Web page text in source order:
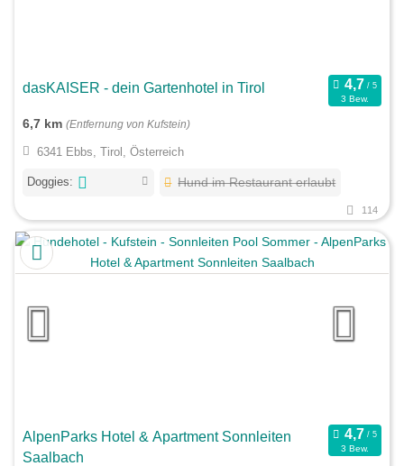
dasKAISER - dein Gartenhotel in Tirol
3 Bew.
6,7 km (Entfernung von Kufstein)
6341 Ebbs, Tirol, Österreich
Doggies: Hund im Restaurant erlaubt
114
AlpenParks Hotel & Apartment Sonnleiten
Saalbach
3 Bew.